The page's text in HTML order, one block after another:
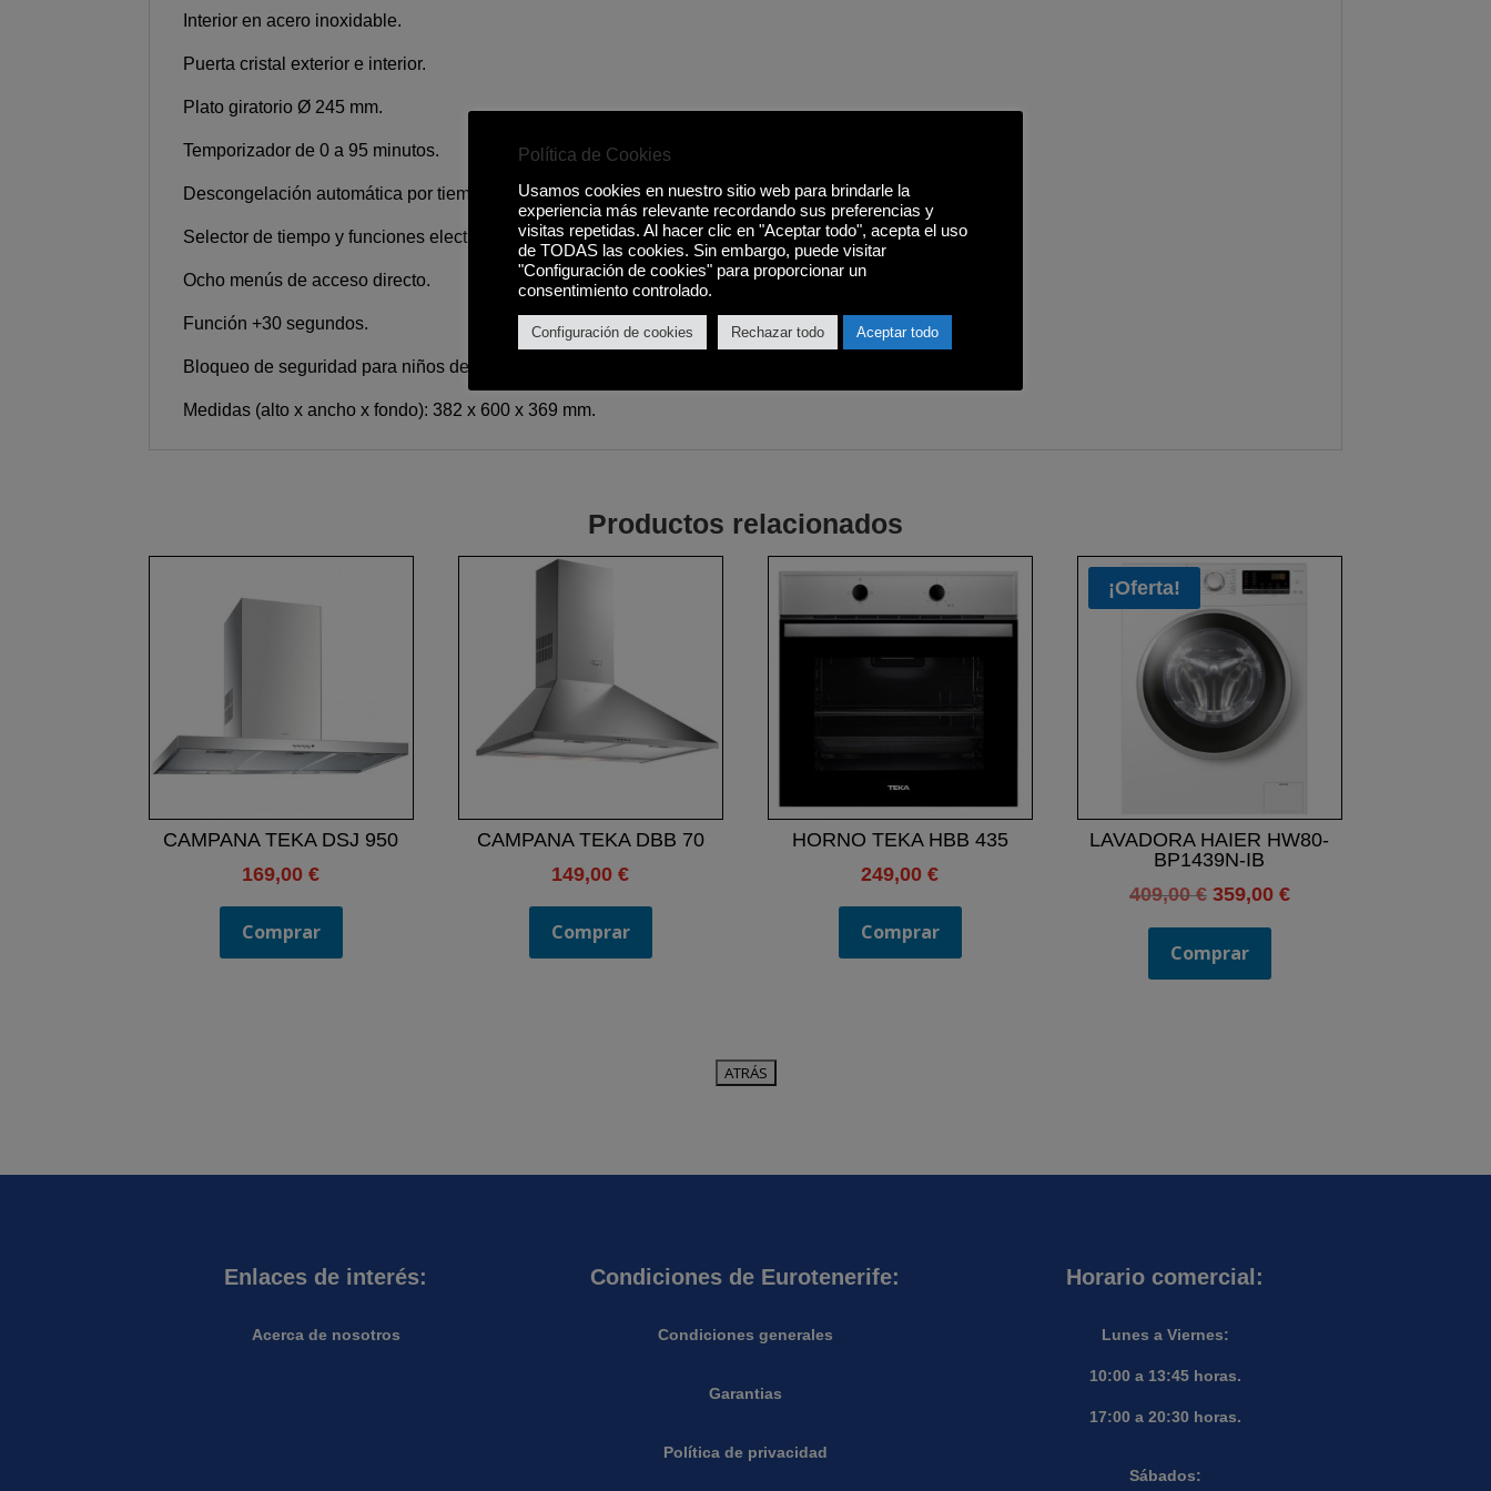
Interior en acero inoxidable.
Puerta cristal exterior e interior.
Plato giratorio Ø 245 mm.
Temporizador de 0 a 95 minutos.
Descongelación automática por tiempo y peso.
Selector de tiempo y funciones electrónicas.
Ocho menús de acceso directo.
Función +30 segundos.
Bloqueo de seguridad para niños del panel de mandos.
Medidas (alto x ancho x fondo): 382 x 600 x 369 mm.
Productos relacionados
CAMPANA TEKA DSJ 950
169,00€
Comprar
CAMPANA TEKA DBB 70
149,00€
Comprar
HORNO TEKA HBB 435
249,00€
Comprar
¡Oferta!
LAVADORA HAIER HW80-
BP1439N-IB
409,00€ El
precio
original
era:
359,00 €El
Comprar
Enlaces de interés:
Acerca de nosotros
Condiciones de Eurotenerife:
Condiciones generales
Garantias
Política de privacidad
Horario comercial:
Lunes a Viernes:
10:00 a 13:45 horas.
17:00 a 20:30 horas.
Sábados:
Política de Cookies
Usamos cookies en nuestro sitio web para brindarle la
experiencia más relevante recordando sus preferencias y
visitas repetidas. Al hacer clic en "Aceptar todo", acepta el uso
de TODAS las cookies. Sin embargo, puede visitar
"Configuración de cookies" para proporcionar un
consentimiento controlado.
Configuración de cookies Rechazar todo Aceptar todo